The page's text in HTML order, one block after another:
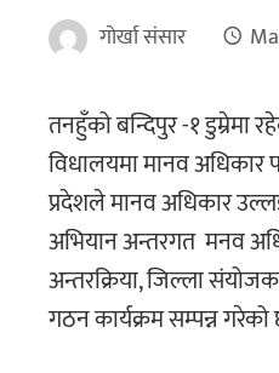
गोर्खा संसार
तनहुँको बन्दिपुर -१ डुम्रेमा
विधालयमा मानव अधिकार
प्रदेशले मानव अधिकार
अभियान अन्तरगत मनव
अन्तरक्रिया, जिल्ला
गठन कार्यक्रम सम्पन्न गरेको